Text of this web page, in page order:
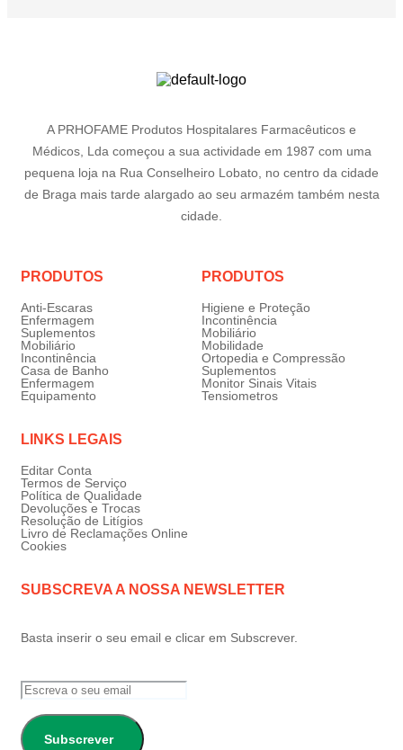
A PRHOFAME Produtos Hospitalares Farmacêuticos e
Médicos, Lda começou a sua actividade em 1987 com uma
pequena loja na Rua Conselheiro Lobato, no centro da cidade
de Braga mais tarde alargado ao seu armazém também nesta
cidade.
PRODUTOS
Anti-Escaras
Enfermagem
Suplementos
Mobiliário
Incontinência
Casa de Banho
Enfermagem
Equipamento
PRODUTOS
Higiene e Proteção
Incontinência
Mobiliário
Mobilidade
Ortopedia e Compressão
Suplementos
Monitor Sinais Vitais
Tensiometros
LINKS LEGAIS
Editar Conta
Termos de Serviço
Política de Qualidade
Devoluções e Trocas
Resolução de Litígios
Livro de Reclamações Online
Cookies
SUBSCREVA A NOSSA NEWSLETTER
Basta inserir o seu email e clicar em Subscrever.
Subscrever